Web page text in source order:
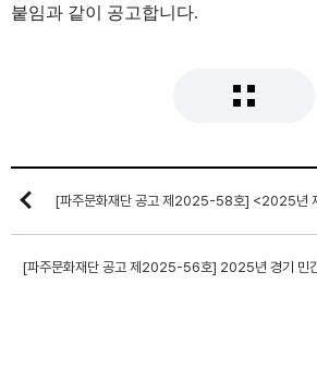
붙임과 같이 공고합니다.